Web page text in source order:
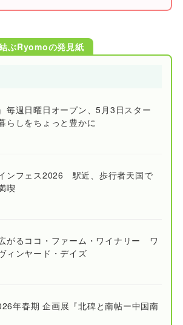
ぶRyomoの発見紙
毎週日曜日オープン、5月3日スター
らしをちょっと豊かに
ンフェス2026 駅近、歩行者天国で
喫
がるココ・ファーム・ワイナリー ワ
ィンヤード・デイズ
年春期 企画展『北碑と南帖ー中国南